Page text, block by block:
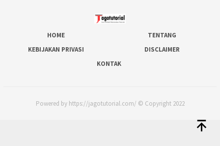
HOME
TENTANG
KEBIJAKAN PRIVASI
DISCLAIMER
KONTAK
Powered by https://jagotutorial.com/ © Copyright 2022